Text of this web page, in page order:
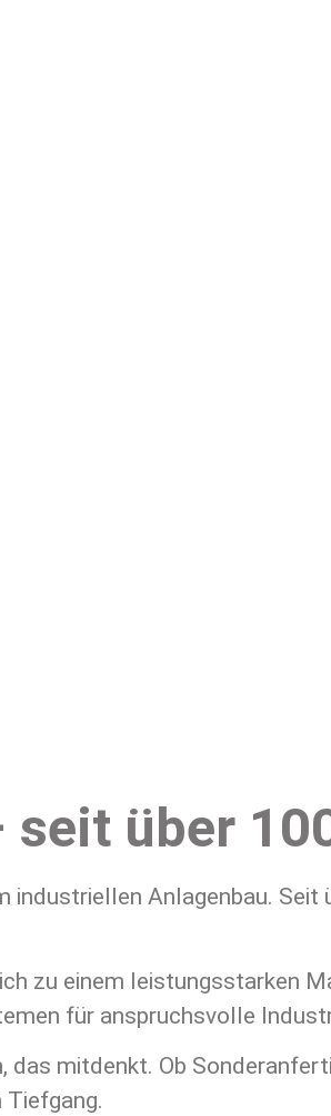
über
Anlagenbau.
zu einem leistungsstarken
für anspruchsvolle
das mitdenkt. Ob
Tiefgang.